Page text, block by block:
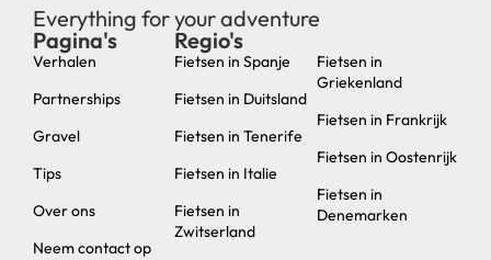
Everything for your adventure
Pagina's
Verhalen
Partnerships
Gravel
Tips
Over ons
Neem contact op
Regio's
Fietsen in Spanje
Fietsen in Duitsland
Fietsen in Tenerife
Fietsen in Italie
Fietsen in
Zwitserland
Fietsen in
Griekenland
Fietsen in Frankrijk
Fietsen in Oostenrijk
Fietsen in
Denemarken